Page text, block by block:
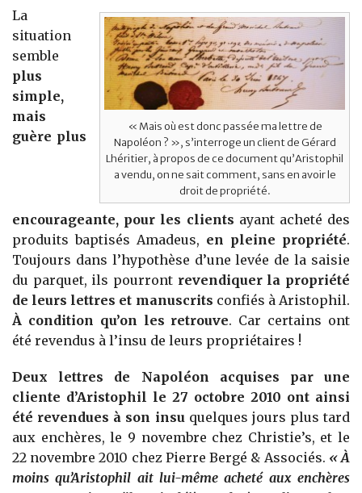
« Mais où est donc passée ma lettre de
Napoléon ? », s’interroge un client de Gérard
Lhéritier, à propos de ce document qu’Aristophil
a vendu, on ne sait comment, sans en avoir le
droit de propriété.
La
situation
semble
plus
simple,
mais
guère plus
encourageante, pour les clients ayant acheté des
produits baptisés Amadeus, en pleine propriété.
Toujours dans l’hypothèse d’une levée de la saisie
du parquet, ils pourront revendiquer la propriété
de leurs lettres et manuscrits confiés à Aristophil.
À condition qu’on les retrouve. Car certains ont
été revendus à l’insu de leurs propriétaires !
Deux lettres de Napoléon acquises par une
cliente d’Aristophil le 27 octobre 2010 ont ainsi
été revendues à son insuquelques jours plus tard
aux enchères, le 9 novembre chez Christie’s, et le
22 novembre 2010 chez Pierre Bergé & Associés. « À
moins qu’Aristophil ait lui-même acheté aux enchères